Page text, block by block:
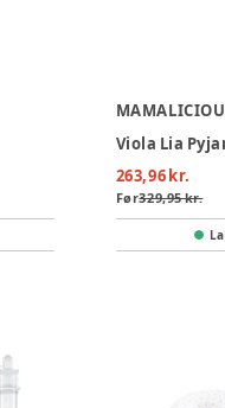
263,96 kr.
Før329,95 kr.